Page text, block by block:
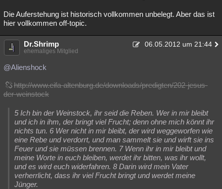
Die Auferstehung ist historisch vollkommen unbelegt. Aber das ist
hier vollkommen off-topic.
Dr.Shrimp 06.05.2012 um 21:44
ehemaliges Mitglied
@Alienshock
http://www.eifa-altenburg.de/downloads/predigten/202-jesus-
der-weinstock
5 Ich bin der Weinstock, ihr seid die Reben. Wer in mir bleibt
und ich in ihm, der bringt viel Frucht; denn ohne mich könnt ihr
nichts tun. 6 Wer nicht in mir bleibt, der wird weggeworfen wie
eine Rebe und verdorrt, und man sammelt sie und wirft sie ins
Feuer und sie müssen brennen. 7 Wenn ihr in mir bleibt und
meine Worte in euch bleiben, werdet ihr bitten, was ihr wollt,
und es wird euch widerfahren. 8 Darin wird mein Vater
verherrlicht, dass ihr viel Frucht bringt und werdet meine
Jünger.